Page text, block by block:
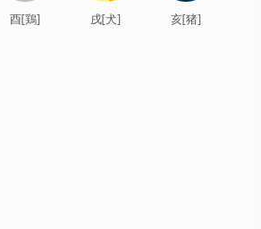
酉[鶏] 戌[犬] 亥[猪]